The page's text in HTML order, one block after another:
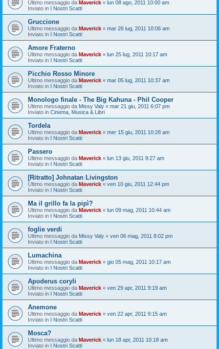
Ultimo messaggio da Maverick « lun 08 ago, 2011 10:00 am
Inviato in I Nostri Scatti
Gruccione
Ultimo messaggio da Maverick « mar 26 lug, 2011 10:06 am
Inviato in I Nostri Scatti
Amore Fraterno
Ultimo messaggio da Maverick « lun 25 lug, 2011 10:17 am
Inviato in I Nostri Scatti
Picchio Rosso Minore
Ultimo messaggio da Maverick « mar 05 lug, 2011 10:37 am
Inviato in I Nostri Scatti
Monologo finale - The Big Kahuna - Phil Cooper
Ultimo messaggio da Missy Valy « mar 21 giu, 2011 6:07 pm
Inviato in Cinema, Musica & Libri
Tordela
Ultimo messaggio da Maverick « mer 15 giu, 2011 10:28 am
Inviato in I Nostri Scatti
Passero
Ultimo messaggio da Maverick « lun 13 giu, 2011 9:27 am
Inviato in I Nostri Scatti
[Ritratto] Johnatan Livingston
Ultimo messaggio da Maverick « ven 10 giu, 2011 12:44 pm
Inviato in I Nostri Scatti
Ma il grillo fa la pipì?
Ultimo messaggio da Maverick « lun 09 mag, 2011 10:44 am
Inviato in I Nostri Scatti
foglie verdi
Ultimo messaggio da Missy Valy « ven 06 mag, 2011 8:02 pm
Inviato in I Nostri Scatti
Lumachina
Ultimo messaggio da Maverick « gio 05 mag, 2011 10:17 am
Inviato in I Nostri Scatti
Apoderus coryli
Ultimo messaggio da Maverick « ven 29 apr, 2011 9:19 am
Inviato in I Nostri Scatti
Anemone
Ultimo messaggio da Maverick « ven 22 apr, 2011 9:15 am
Inviato in I Nostri Scatti
Mosca?
Ultimo messaggio da Maverick « lun 18 apr, 2011 10:18 am
Inviato in I Nostri Scatti